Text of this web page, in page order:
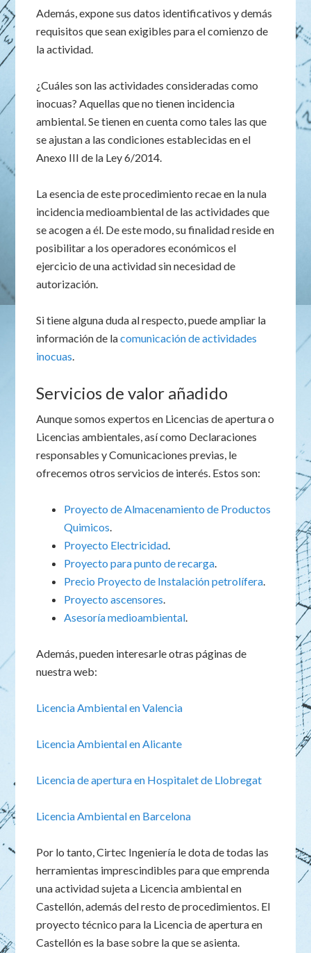
Además, expone sus datos identificativos y demás
requisitos que sean exigibles para el comienzo de
la actividad.
¿Cuáles son las actividades consideradas como
inocuas? Aquellas que no tienen incidencia
ambiental. Se tienen en cuenta como tales las que
se ajustan a las condiciones establecidas en el
Anexo III de la Ley 6/2014.
La esencia de este procedimiento recae en la nula
incidencia medioambiental de las actividades que
se acogen a él. De este modo, su finalidad reside en
posibilitar a los operadores económicos el
ejercicio de una actividad sin necesidad de
autorización.
Si tiene alguna duda al respecto, puede ampliar la
información de lacomunicación de actividades
inocuas.
Servicios de valor añadido
Aunque somos expertos en Licencias de apertura o
Licencias ambientales, así como Declaraciones
responsables y Comunicaciones previas, le
ofrecemos otros servicios de interés. Estos son:
Proyecto de Almacenamiento de Productos
Quimicos.
Proyecto Electricidad.
Proyecto para punto de recarga.
Precio Proyecto de Instalación petrolífera.
Proyecto ascensores.
Asesoría medioambiental.
Además, pueden interesarle otras páginas de
nuestra web:
Licencia Ambiental en Valencia
Licencia Ambiental en Alicante
Licencia de apertura en Hospitalet de Llobregat
Licencia Ambiental en Barcelona
Por lo tanto, Cirtec Ingeniería le dota de todas las
herramientas imprescindibles para que emprenda
una actividad sujeta a Licencia ambiental en
Castellón, además del resto de procedimientos. El
proyecto técnico para la Licencia de apertura en
Castellón es la base sobre la que se asienta.